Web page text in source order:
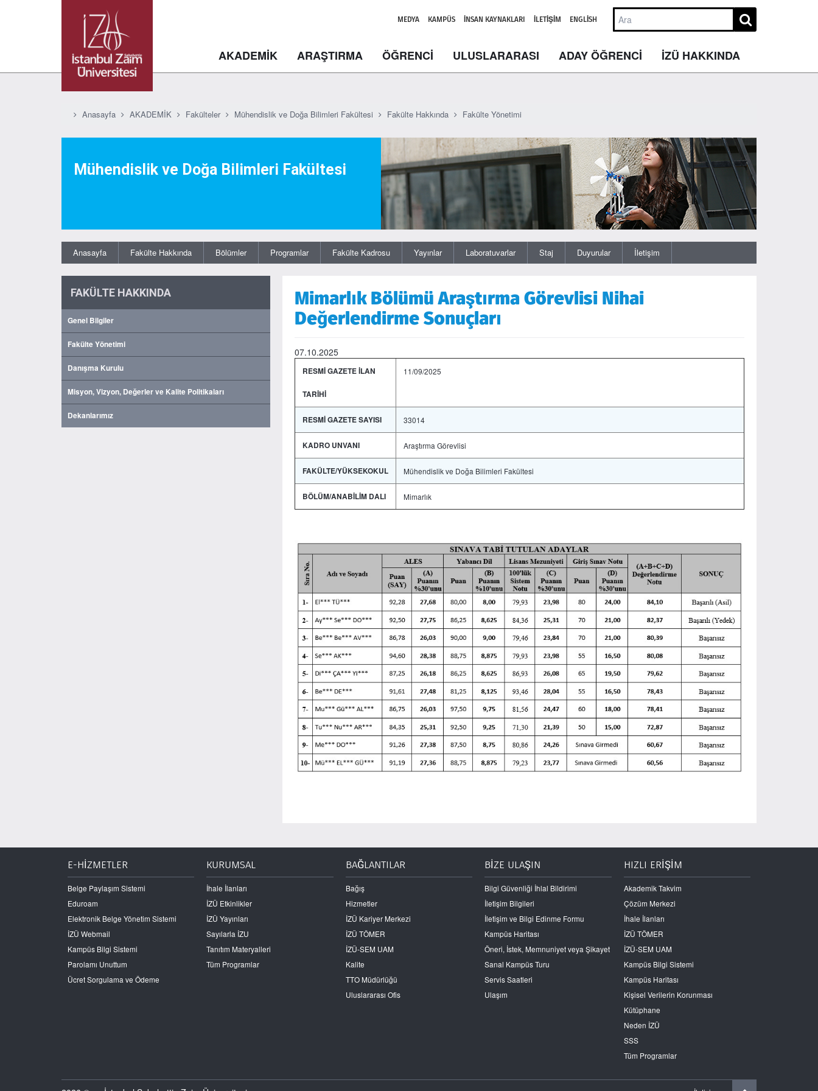
MEDYA KAMPÜS İNSAN KAYNAKLARI İLETIŞIM ENGLISH
AKADEMİK ARAŞTIRMA ÖĞRENCİ ULUSLARARASI ADAY ÖĞRENCİ İZÜ HAKKINDA
Anasayfa AKADEMİK Fakülteler Mühendislik ve Doğa Bilimleri Fakültesi Fakülte Hakkında Fakülte Yönetimi
Mühendislik ve Doğa Bilimleri Fakültesi
Anasayfa Fakülte Hakkında Bölümler Programlar Fakülte Kadrosu Yayınlar Laboratuvarlar Staj Duyurular İletişim
FAKÜLTE HAKKINDA
Genel Bilgiler
Fakülte Yönetimi
Danışma Kurulu
Misyon, Vizyon, Değerler ve Kalite Politikaları
Dekanlarımız
Mimarlık Bölümü Araştırma Görevlisi Nihai
Değerlendirme Sonuçları
07.10.2025
RESMİ GAZETE İLAN
TARİHİ
11/09/2025
RESMİ GAZETE SAYISI 33014
KADRO UNVANI Araştırma Görevlisi
FAKÜLTE/YÜKSEKOKUL Mühendislik ve Doğa Bilimleri Fakültesi
BÖLÜM/ANABİLİM DALI Mimarlık
E-HİZMETLER
Belge Paylaşım Sistemi
Eduroam
Elektronik Belge Yönetim Sistemi
İZÜ Webmail
Kampüs Bilgi Sistemi
Parolamı Unuttum
Ücret Sorgulama ve Ödeme
KURUMSAL
İhale İlanları
İZÜ Etkinlikler
İZÜ Yayınları
Sayılarla İZU
Tanıtım Materyalleri
Tüm Programlar
BAĞLANTILAR
Bağış
Hizmetler
İZÜ Kariyer Merkezi
İZÜ TÖMER
İZÜ-SEM UAM
Kalite
TTO Müdürlüğü
Uluslararası Ofis
BİZE ULAŞIN
Bilgi Güvenliği İhlal Bildirimi
İletişim Bilgileri
İletişim ve Bilgi Edinme Formu
Kampüs Haritası
Öneri, İstek, Memnuniyet veya Şikayet
Sanal Kampüs Turu
Servis Saatleri
Ulaşım
HIZLI ERİŞİM
Akademik Takvim
Çözüm Merkezi
İhale İlanları
İZÜ TÖMER
İZÜ-SEM UAM
Kampüs Bilgi Sistemi
Kampüs Haritası
Kişisel Verilerin Korunması
Kütüphane
Neden İZÜ
SSS
Tüm Programlar